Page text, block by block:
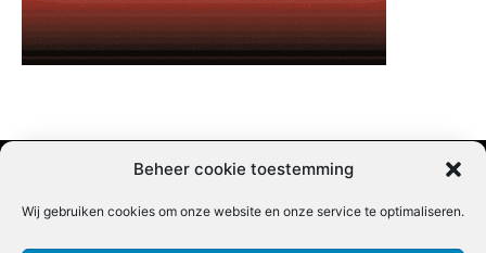
Beheer cookie toestemming
Wij gebruiken cookies om onze website en onze service te optimaliseren.